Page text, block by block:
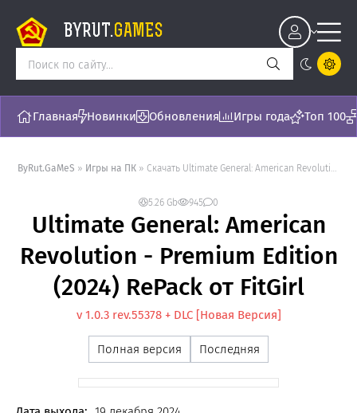
BYRUT.GAMES
Главная Новинки Обновления Игры года Топ 100
ByRut.GaMeS » Игры на ПК » Скачать Ultimate General: American Revolution - Premium Edition (2024) RePack от FitGirl - торрент последняя версия [v 1.0.3 rev.55378 + DLC]
5.26 Gb 945 0
Ultimate General: American
Revolution - Premium Edition
(2024) RePack от FitGirl
v 1.0.3 rev.55378 + DLC [Новая Версия]
Полная версия Последняя